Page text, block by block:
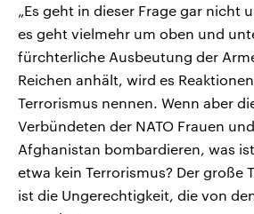
„Es geht in dieser Frage gar nicht
es geht vielmehr um oben und
fürchterliche Ausbeutung der
Reichen anhält, wird es
Terrorismus nennen. Wenn aber
Verbündeten der NATO Frauen
Afghanistan bombardieren, was
etwa kein Terrorismus? Der große
ist die Ungerechtigkeit, die von